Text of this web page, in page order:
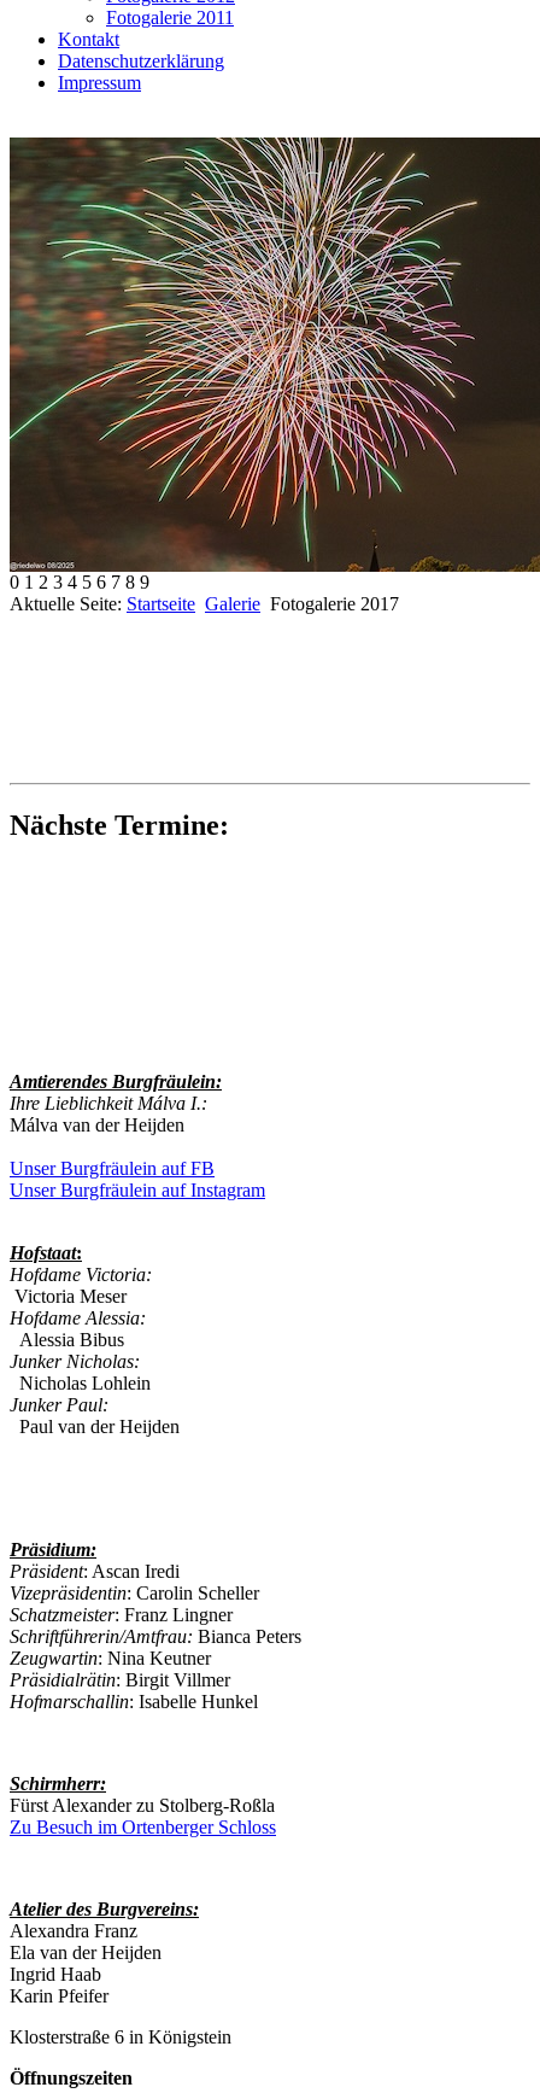
Fotogalerie 2011
Kontakt
Datenschutzerklärung
Impressum
0 1 2 3 4 5 6 7 8 9
Aktuelle Seite: Startseite Galerie Fotogalerie 2017
Nächste Termine:
Amtierendes Burgfräulein:
Ihre Lieblichkeit Málva I.:
Málva van der Heijden
Unser Burgfräulein auf FB
Unser Burgfräulein auf Instagram
Hofstaat:
Hofdame Victoria:
Victoria Meser
Hofdame Alessia:
Alessia Bibus
Junker Nicholas:
Nicholas Lohlein
Junker Paul:
Paul van der Heijden
Präsidium:
Präsident: Ascan Iredi
Vizepräsidentin: Carolin Scheller
Schatzmeister: Franz Lingner
Schriftführerin/Amtfrau: Bianca Peters
Zeugwartin: Nina Keutner
Präsidialrätin: Birgit Villmer
Hofmarschallin: Isabelle Hunkel
Schirmherr:
Fürst Alexander zu Stolberg-Roßla
Zu Besuch im Ortenberger Schloss
Atelier des Burgvereins:
Alexandra Franz
Ela van der Heijden
Ingrid Haab
Karin Pfeifer
Klosterstraße 6 in Königstein
Öffnungszeiten